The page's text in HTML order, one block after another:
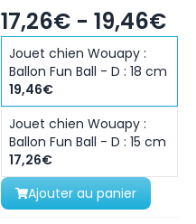
17,26€ - 19,46€
Jouet chien Wouapy :
Ballon Fun Ball - D : 18 cm
19,46€
Jouet chien Wouapy :
Ballon Fun Ball - D : 15 cm
17,26€
Ajouter au panier